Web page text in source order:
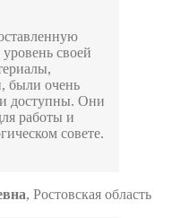
своей
были очень
доступны. Они
работы и
совете.
, Ростовская область